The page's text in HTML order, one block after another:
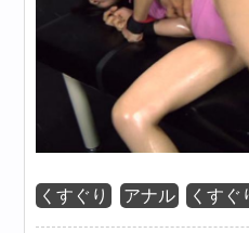
くすぐり アナル くすぐ